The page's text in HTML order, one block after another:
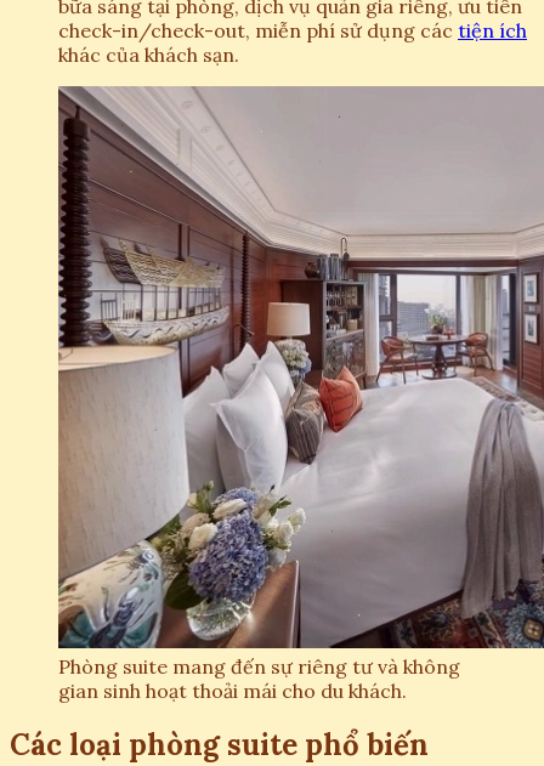
bữa sáng tại phòng, dịch vụ quản gia riêng, ưu tiên
check-in/check-out, miễn phí sử dụng các tiện ích
khác của khách sạn.
Phòng suite mang đến sự riêng tư và không
gian sinh hoạt thoải mái cho du khách.
Các loại phòng suite phổ biến